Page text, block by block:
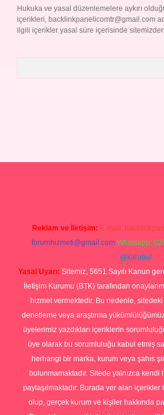
Hukuka ve yasal düzenlemelere aykırı
içerikleri, backlinkpanelicomtr@gmail.com
ilgili içerikler yasal süre içerisinde sitemizden
Reklam ve İletişim: E-mail:
forumhizmeti@gmail.com Whatsapp:
@karabul
Yasal Uyarı: Sitemiz, 5651 Sayılı Kanun
İletişim Kurumu (BTK) tarafından
hizmet vermektedir. Bu nedenle,
denetleme veya araştırma
üyelerimiz yazdıkları içeriklerin
üye olarak bu sorumluluğu kabul etmiş
herhangi bir marka, kurum veya şahıs
bulunmamaktadır. Sitede yalnızca kendi
paylaşılmaktadır. Burada yer alan içerikler
olup, gerçek kurum ve kişiler hakkında